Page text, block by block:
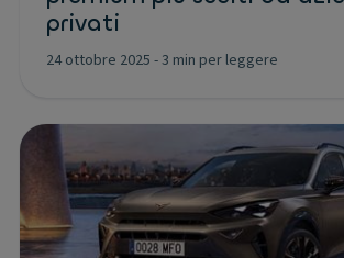
privati
24 ottobre 2025 -3 min per leggere